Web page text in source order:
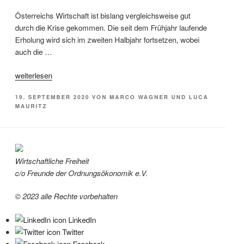
Österreichs Wirtschaft ist bislang vergleichsweise gut
durch die Krise gekommen. Die seit dem Frühjahr laufende
Erholung wird sich im zweiten Halbjahr fortsetzen, wobei
auch die …
„Corona,
und
–
Achillesferse
Tourismus“
weiterlesen
VERÖFFENTLICHT
AM
19. SEPTEMBER 2020 VON MARCO WAGNER UND LUCA
MAURITZ
Wirtschaftliche Freiheit
c/o Freunde der Ordnungsökonomik e.V.
© 2023 alle Rechte vorbehalten
LinkedIn
Twitter